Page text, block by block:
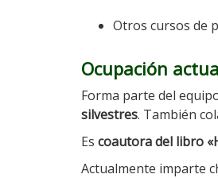
Otros cursos de
Ocupación
Forma parte del
silvestres. También
Es coautora del libro
Actualmente imparte